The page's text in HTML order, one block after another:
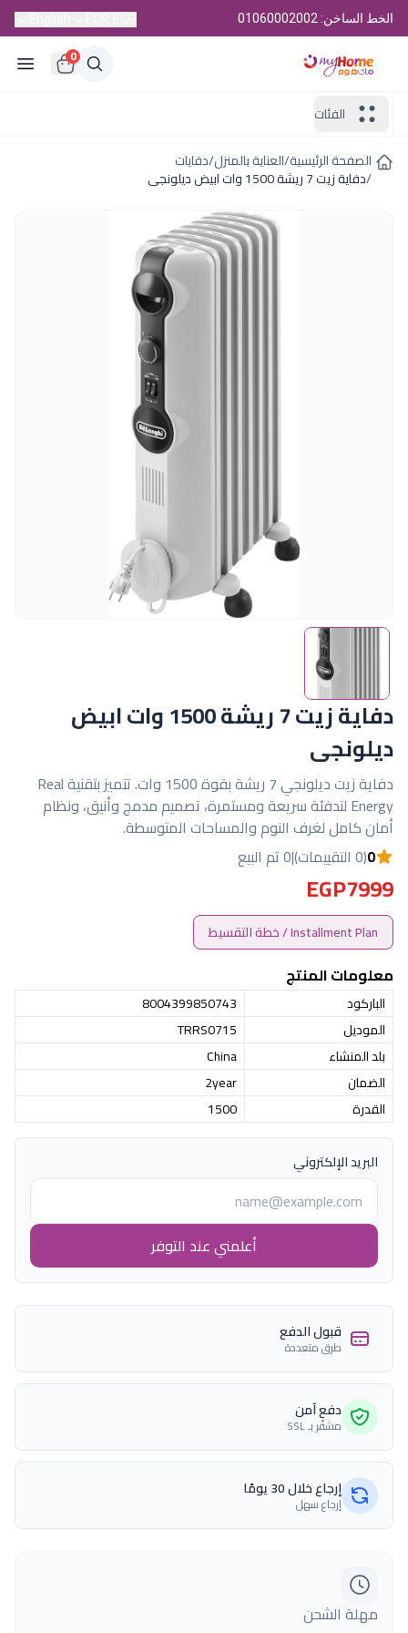
الخط الساخن: 01060002002
0
الفئات
الصفحة الرئيسية/العناية بالمنزل/دفايات
/دفاية زيت 7 ريشة 1500 وات ابيض ديلونجى
دفاية زيت 7 ريشة 1500 وات ابيض
ديلونجى
دفاية زيت ديلونجي 7 ريشة بقوة 1500 وات. تتميز بتقنية Real
Energy لتدفئة سريعة ومستمرة، تصميم مدمج وأنيق، ونظام
أمان كامل لغرف النوم والمساحات المتوسطة.
0(0 التقييمات) |0 تم البيع
EGP7999
Installment Plan / خطة التقسيط
معلومات المنتج
الباركود
8004399850743
الموديل
TRRS0715
بلد المنشاء
China
الضمان
2year
القدرة
1500
البريد الإلكتروني
أعلمني عند التوفر
قبول الدفع
طرق متعددة
دفع آمن
مشفّر بـ SSL
إرجاع خلال 30 يومًا
إرجاع سهل
مهلة الشحن